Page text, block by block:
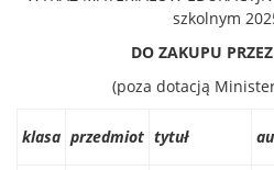
szkolnym
DO ZAKUPU
(poza dotacją
klasa przedmiot tytuł